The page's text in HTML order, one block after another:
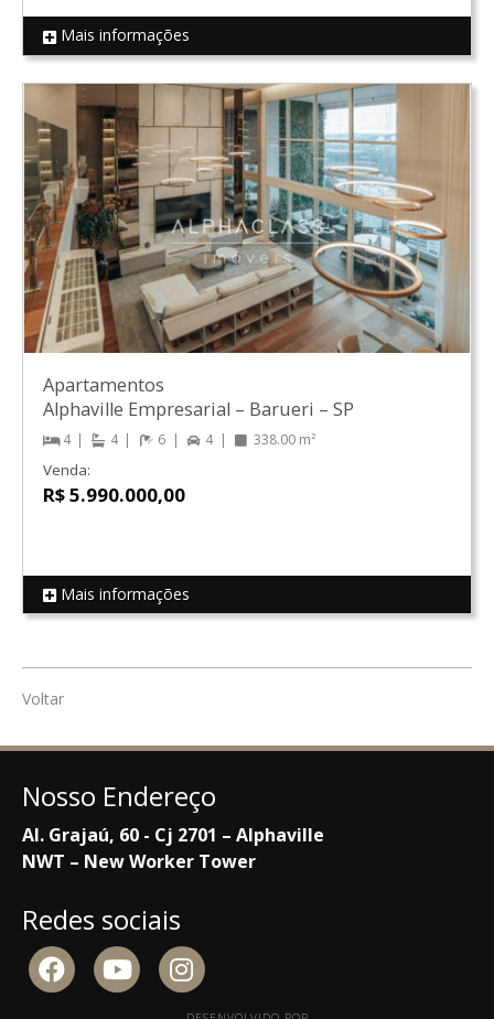
REF 17066
Mais informações
REF 18502
Apartamentos
Alphaville Empresarial – Barueri – SP
4 4 6 4 338.00 m²
Venda:
R$ 5.990.000,00
Mais informações
Voltar
Nosso Endereço
Al. Grajaú, 60 - Cj 2701 – Alphaville
NWT – New Worker Tower
Redes sociais